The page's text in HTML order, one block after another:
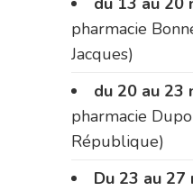
pharmacie
Jacques)
du 20 au 23
pharmacie
République)
Du 23 au 27